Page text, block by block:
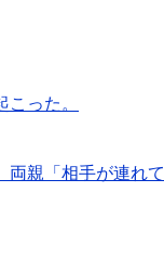
った。
両親「相手が連れて